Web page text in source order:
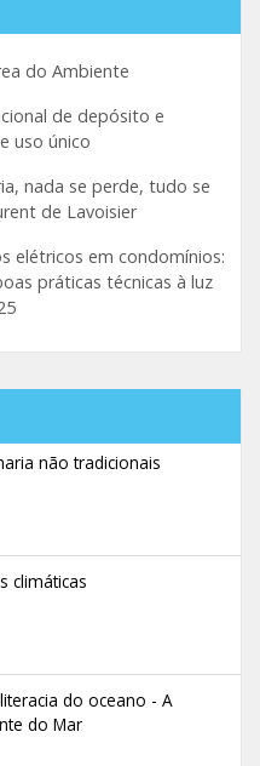
do Ambiente
de depósito e
uso único
nada se perde, tudo se
de Lavoisier
elétricos em condomínios:
práticas técnicas à luz
não tradicionais
climáticas
do oceano - A
do Mar